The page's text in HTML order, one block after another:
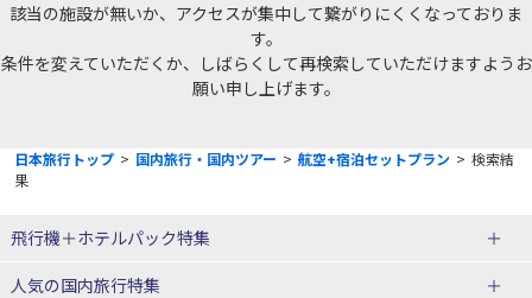
該当の施設が無いか、アクセスが集中して繋がりにくくなっておりま
す。
条件を変えていただくか、しばらくして再検索していただけますようお
願い申し上げます。
日本旅行トップ > 国内旅行・国内ツアー > 航空+宿泊セットプラン > 検索結
果
飛行機＋ホテルパック特集
赤い風船ダイナミックパッケージ
ＪＡＬで行く飛行機+ホテルパック
人気の国内旅行特集